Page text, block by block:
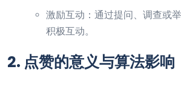
激励互动：通过提问、调查或
积极互动。
2. 点赞的意义与算法影响